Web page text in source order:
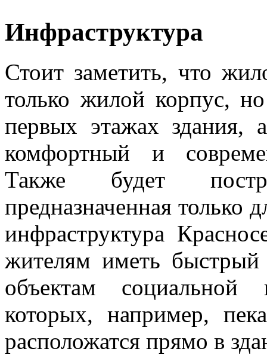
Инфраструктура
Стоит заметить, что
только жилой корпус,
первых этажах здания,
комфортный и
Также будет
предназначенная только
инфраструктура
жителям иметь
объектам социальной
которых, например,
расположатся прямо в